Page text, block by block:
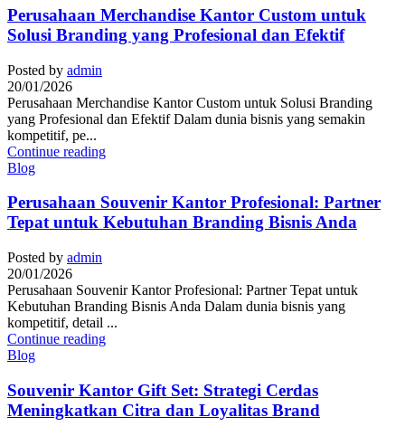
Perusahaan Merchandise Kantor Custom untuk
Solusi Branding yang Profesional dan Efektif
Posted by admin
20/01/2026
Perusahaan Merchandise Kantor Custom untuk Solusi Branding
yang Profesional dan Efektif Dalam dunia bisnis yang semakin
kompetitif, pe...
Continue reading
Blog
Perusahaan Souvenir Kantor Profesional: Partner
Tepat untuk Kebutuhan Branding Bisnis Anda
Posted by admin
20/01/2026
Perusahaan Souvenir Kantor Profesional: Partner Tepat untuk
Kebutuhan Branding Bisnis Anda Dalam dunia bisnis yang
kompetitif, detail ...
Continue reading
Blog
Souvenir Kantor Gift Set: Strategi Cerdas
Meningkatkan Citra dan Loyalitas Brand